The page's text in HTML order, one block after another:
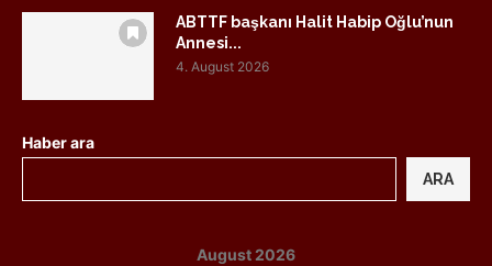
ABTTF başkanı Halit Habip Oğlu’nun
Annesi...
4. August 2026
Haber ara
ARA
August 2026